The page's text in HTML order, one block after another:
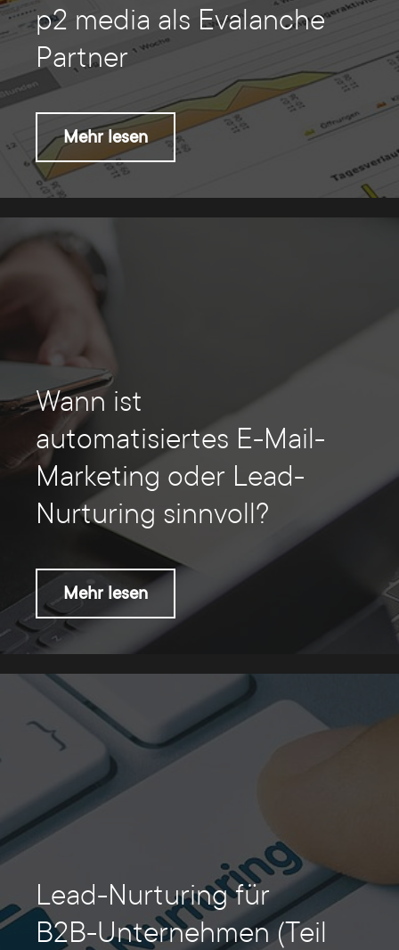
p2 media als Evalanche
Partner
Mehr lesen
Wann ist
automatisiertes E-Mail-
Marketing oder Lead-
Nurturing sinnvoll?
Mehr lesen
Lead-Nurturing für
B2B-Unternehmen (Teil